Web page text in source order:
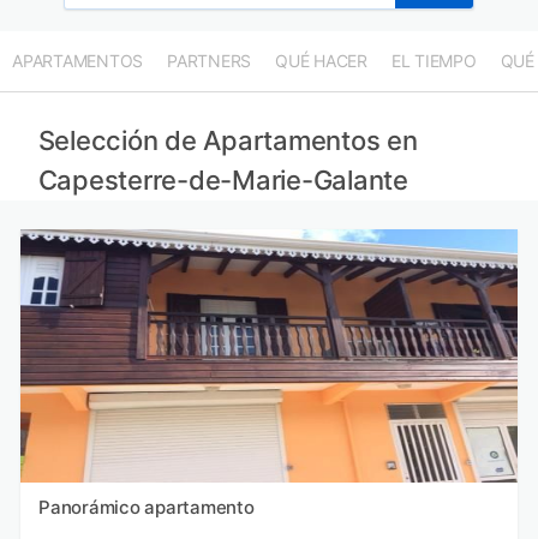
APARTAMENTOS PARTNERS QUÉ HACER EL TIEMPO QUÉ
Selección de Apartamentos en
Capesterre-de-Marie-Galante
Panorámico apartamento